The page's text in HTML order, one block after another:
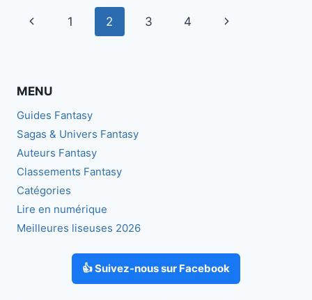
3: LA
CITÉ
DES
Navigation
Page
1 2 3 4
Page
MENU
Guides Fantasy
Sagas & Univers Fantasy
Auteurs Fantasy
Classements Fantasy
Catégories
Lire en numérique
Meilleures liseuses 2026
👍 Suivez-nous sur Facebook